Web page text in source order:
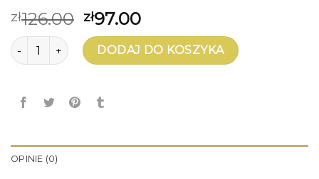
zł126.00 zł97.00
ilość kolczyki czarne wisząceDODAJ DO KOSZYKA
OPINIE (0)